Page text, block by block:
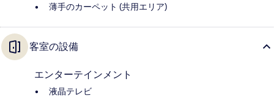
薄手のカーペット (共用エリア)
客室の設備
エンターテインメント
液晶テレビ